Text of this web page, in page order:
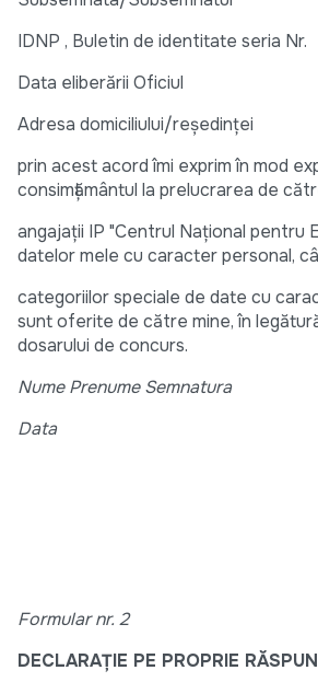
IDNP , Buletin de identitate seria Nr.
Data eliberării Oficiul
Adresa domiciliului/reşedinţei
prin acest acord îmi exprim în mod
consimţământul la prelucrarea de
angajaţii IP "Centrul Național pentru
datelor mele cu caracter personal,
categoriilor speciale de date cu
sunt oferite de către mine, în
dosarului de concurs.
Nume Prenume Semnatura
Data
Formular nr. 2
DECLARAŢIE PE PROPRIE